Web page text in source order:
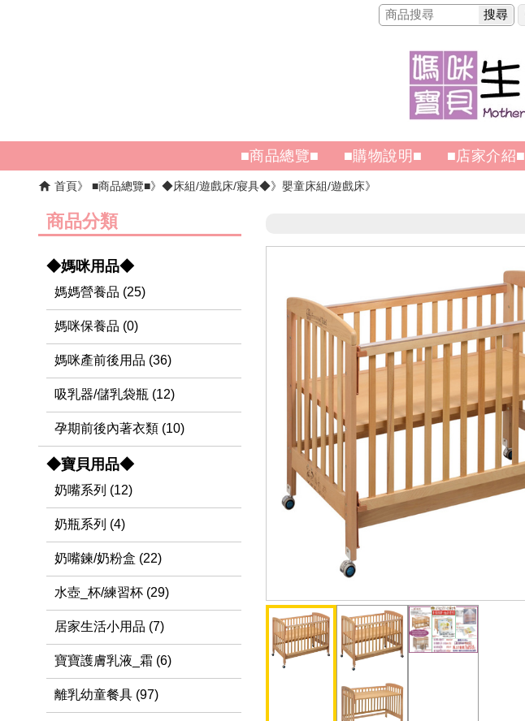
搜尋
■商品總覽■ ■購物說明■ ■店家介紹■
首頁 ■商品總覽■ ◆床組/遊戲床/寢具◆ 嬰童床組/遊戲床
商品分類
◆媽咪用品◆
媽媽營養品 (25)
媽咪保養品 (0)
媽咪產前後用品 (36)
吸乳器/儲乳袋瓶 (12)
孕期前後內著衣類 (10)
◆寶貝用品◆
奶嘴系列 (12)
奶瓶系列 (4)
奶嘴鍊/奶粉盒 (22)
水壺_杯/練習杯 (29)
居家生活小用品 (7)
寶寶護膚乳液_霜 (6)
離乳幼童餐具 (97)